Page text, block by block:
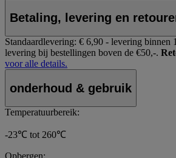
Betaling, levering en
Standaardlevering: € 6,90 - levering binnen
levering bij bestellingen boven de €50,-.
voor alle details.
onderhoud & gebruik
Temperatuurbereik:
-23℃ tot 260℃